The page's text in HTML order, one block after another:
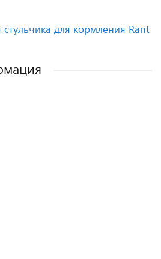
стульчика для кормления Rant